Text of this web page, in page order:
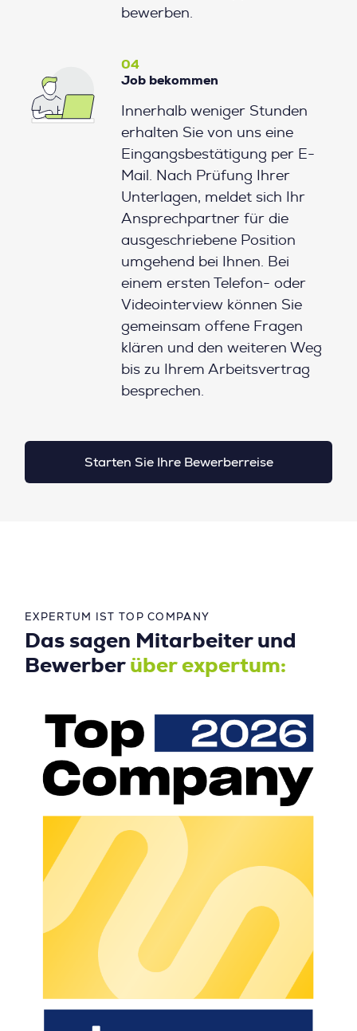
bewerben.
04
Job bekommen
Innerhalb weniger Stunden
erhalten Sie von uns eine
Eingangsbestätigung per E-
Mail. Nach Prüfung Ihrer
Unterlagen, meldet sich Ihr
Ansprechpartner für die
ausgeschriebene Position
umgehend bei Ihnen. Bei
einem ersten Telefon- oder
Videointerview können Sie
gemeinsam offene Fragen
klären und den weiteren Weg
bis zu Ihrem Arbeitsvertrag
besprechen.
Starten Sie Ihre Bewerberreise
EXPERTUM IST TOP COMPANY
Das sagen Mitarbeiter und
Bewerber über expertum: